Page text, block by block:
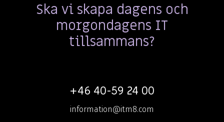
Ska vi skapa dagens och
morgondagens IT
tillsammans?
+46 40-59 24 00
information@itm8.com